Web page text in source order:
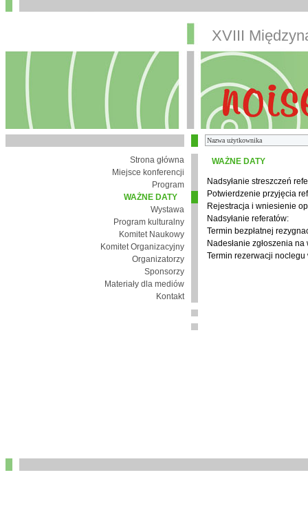
XVIII
Strona główna
Miejsce konferencji
Program
WAŻNE DATY
Wystawa
Program kulturalny
Komitet Naukowy
Komitet Organizacyjny
Organizatorzy
Sponsorzy
Materiały dla mediów
Kontakt
WAŻNE DATY
Nadsyłanie streszczeń
Potwierdzenie przyjęcia
Rejestracja i wniesienie
Nadsyłanie referatów:
Termin bezpłatnej
Nadesłanie zgłoszenia na
Termin rezerwacji